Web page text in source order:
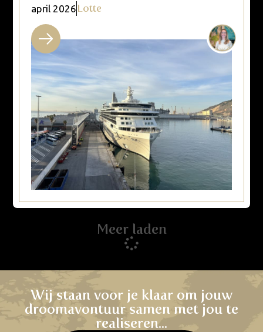
april 2026 Lotte
Meer laden
Wij staan voor je klaar om jouw
droomavontuur samen met jou te
realiseren...